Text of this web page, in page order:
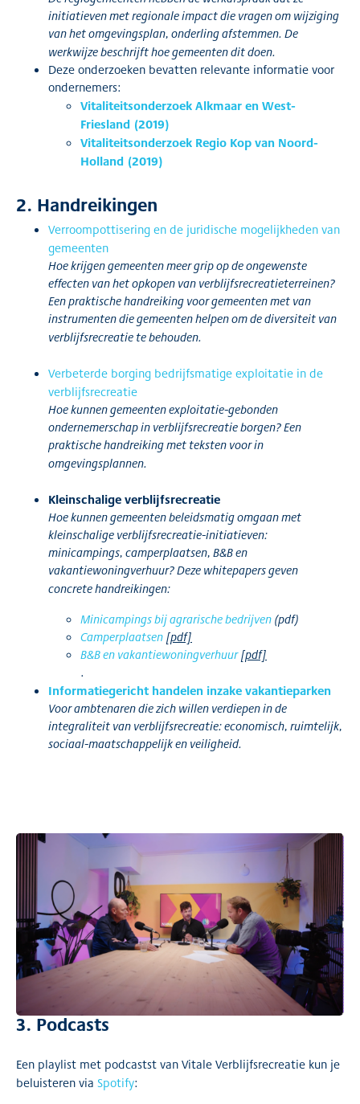
initiatieven met regionale impact die vragen om wijziging
van het omgevingsplan, onderling afstemmen. De
werkwijze beschrijft hoe gemeenten dit doen.
Deze onderzoeken bevatten relevante informatie voor
ondernemers:
Vitaliteitsonderzoek Alkmaar en West-
Friesland (2019)
Vitaliteitsonderzoek Regio Kop van Noord-
Holland (2019)
2. Handreikingen
Verroompottisering en de juridische mogelijkheden van
gemeenten
Hoe krijgen gemeenten meer grip op de ongewenste
effecten van het opkopen van verblijfsrecreatieterreinen?
Een praktische handreiking voor gemeenten met van
instrumenten die gemeenten helpen om de diversiteit van
verblijfsrecreatie te behouden.
Verbeterde borging bedrijfsmatige exploitatie in de
verblijfsrecreatie
Hoe kunnen gemeenten exploitatie-gebonden
ondernemerschap in verblijfsrecreatie borgen? Een
praktische handreiking met teksten voor in
omgevingsplannen.
Kleinschalige verblijfsrecreatie
Hoe kunnen gemeenten beleidsmatig omgaan met
kleinschalige verblijfsrecreatie-initiatieven:
minicampings, camperplaatsen, B&B en
vakantiewoningverhuur? Deze whitepapers geven
concrete handreikingen:
Minicampings bij agrarische bedrijven(pdf)
Camperplaatsen[pdf]
B&B en vakantiewoningverhuur[pdf]
.
Informatiegericht handelen inzake vakantieparken
Voor ambtenaren die zich willen verdiepen in de
integraliteit van verblijfsrecreatie: economisch, ruimtelijk,
sociaal-maatschappelijk en veiligheid.
3. Podcasts
Een playlist met podcastst van Vitale Verblijfsrecreatie kun je
beluisteren via Spotify: